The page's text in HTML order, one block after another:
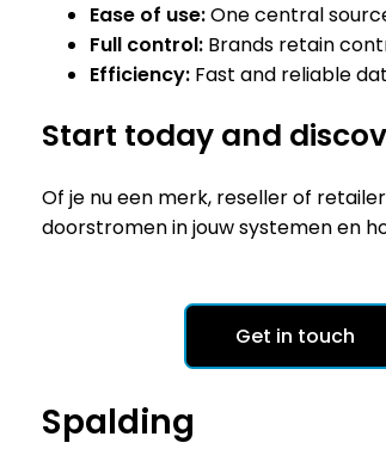
Ease of use:One central
Full control:Brands retain
Efficiency:Fast and reliable
Start today and
Of je nu een merk, reseller of
doorstromen in jouw systemen en
Get in touch
Spalding